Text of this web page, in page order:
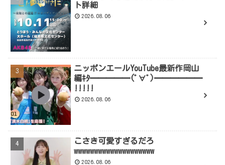
ト詳細
2026.08.06
ニッポンエールYouTube最新作岡山
編ｷﾀ━━━━━(ﾟ∀ﾟ)━━━━━━
!!!!!
2026.08.06
こさき可愛すぎるだろ
wwwwwwwwwwwwwwwwwwww
2026.08.06